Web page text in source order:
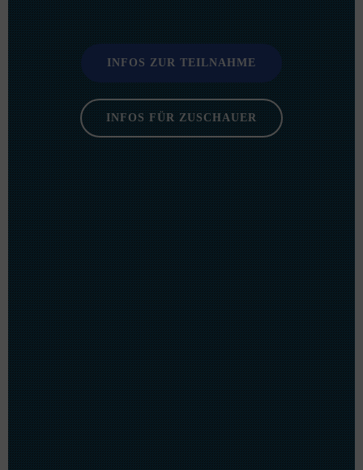
INFOS ZUR TEILNAHME
INFOS FÜR ZUSCHAUER